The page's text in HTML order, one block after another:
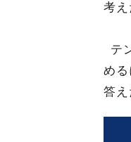
考え
テ
め
答え